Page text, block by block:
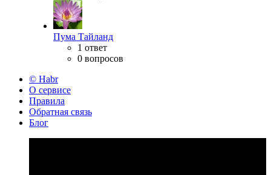
Пума Тайланд
1 ответ
0 вопросов
© Habr
О сервисе
Правила
Обратная связь
Блог